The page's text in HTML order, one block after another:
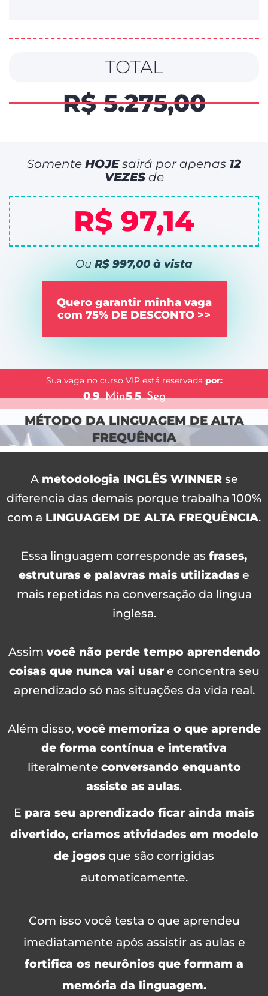
TOTAL
R$ 5.275,00
Somente HOJEsairá por apenas 12
VEZESde
R$ 97,14
Ou R$ 997,00 à vista
Quero garantir minha vaga
com 75% DE DESCONTO >>
Garanta já a sua vaga clicando no botão acima
aproveitar essa oportunidade única.
Sua vaga no curso VIP está reservada por:
09 Min55 Seg
MÉTODO DA LINGUAGEM DE ALTA
FREQUÊNCIA
A metodologia INGLÊS WINNERse
diferencia das demais porque trabalha 100%
com a LINGUAGEM DE ALTA FREQUÊNCIA.
Essa linguagem corresponde as frases,
estruturas e palavras mais utilizadas e
mais repetidas na conversação da língua
inglesa.
Assim você não perde tempo aprendendo
coisas que nunca vai usare concentra seu
aprendizado só nas situações da vida real.
Além disso, você memoriza o que aprende
de forma contínua e interativa
literalmente conversando enquanto
assiste as aulas.
E para seu aprendizado ficar ainda mais
divertido, criamos atividades em modelo
de jogos que são corrigidas
automaticamente.
Com isso você testa o que aprendeu
imediatamente após assistir as aulas e
fortifica os neurônios que formam a
memória da linguagem.